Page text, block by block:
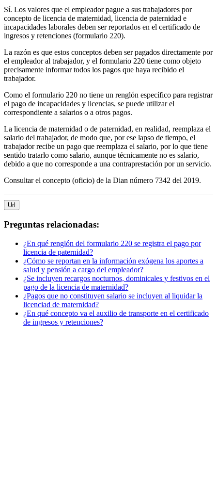
Sí. Los valores que el empleador pague a sus trabajadores por
concepto de licencia de maternidad, licencia de paternidad e
incapacidades laborales deben ser reportados en el certificado de
ingresos y retenciones (formulario 220).
La razón es que estos conceptos deben ser pagados directamente por
el empleador al trabajador, y el formulario 220 tiene como objeto
precisamente informar todos los pagos que haya recibido el
trabajador.
Como el formulario 220 no tiene un renglón específico para registrar
el pago de incapacidades y licencias, se puede utilizar el
correspondiente a salarios o a otros pagos.
La licencia de maternidad o de paternidad, en realidad, reemplaza el
salario del trabajador, de modo que, por ese lapso de tiempo, el
trabajador recibe un pago que reemplaza el salario, por lo que tiene
sentido tratarlo como salario, aunque técnicamente no es salario,
debido a que no corresponde a una contraprestación por un servicio.
Consultar el concepto (oficio) de la Dian número 7342 del 2019.
Url
Preguntas relacionadas:
¿En qué renglón del formulario 220 se registra el pago por
licencia de paternidad?
¿Cómo se reportan en la información exógena los aportes a
salud y pensión a cargo del empleador?
¿Se incluyen recargos nocturnos, dominicales y festivos en el
pago de la licencia de maternidad?
¿Pagos que no constituyen salario se incluyen al liquidar la
licenciad de maternidad?
¿En qué concepto va el auxilio de transporte en el certificado
de ingresos y retenciones?